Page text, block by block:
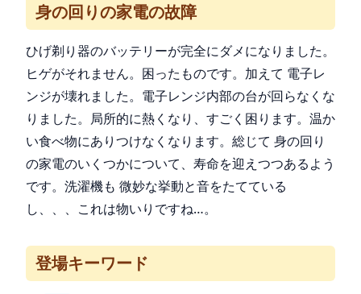
身の回りの家電の故障
ひげ剃り器のバッテリーが完全にダメになりました。
ヒゲがそれません。困ったものです。加えて 電子レ
ンジが壊れました。電子レンジ内部の台が回らなくな
りました。局所的に熱くなり、すごく困ります。温か
い食べ物にありつけなくなります。総じて 身の回り
の家電のいくつかについて、寿命を迎えつつあるよう
です。洗濯機も 微妙な挙動と音をたてている
し、、、これは物いりですね…。
登場キーワード